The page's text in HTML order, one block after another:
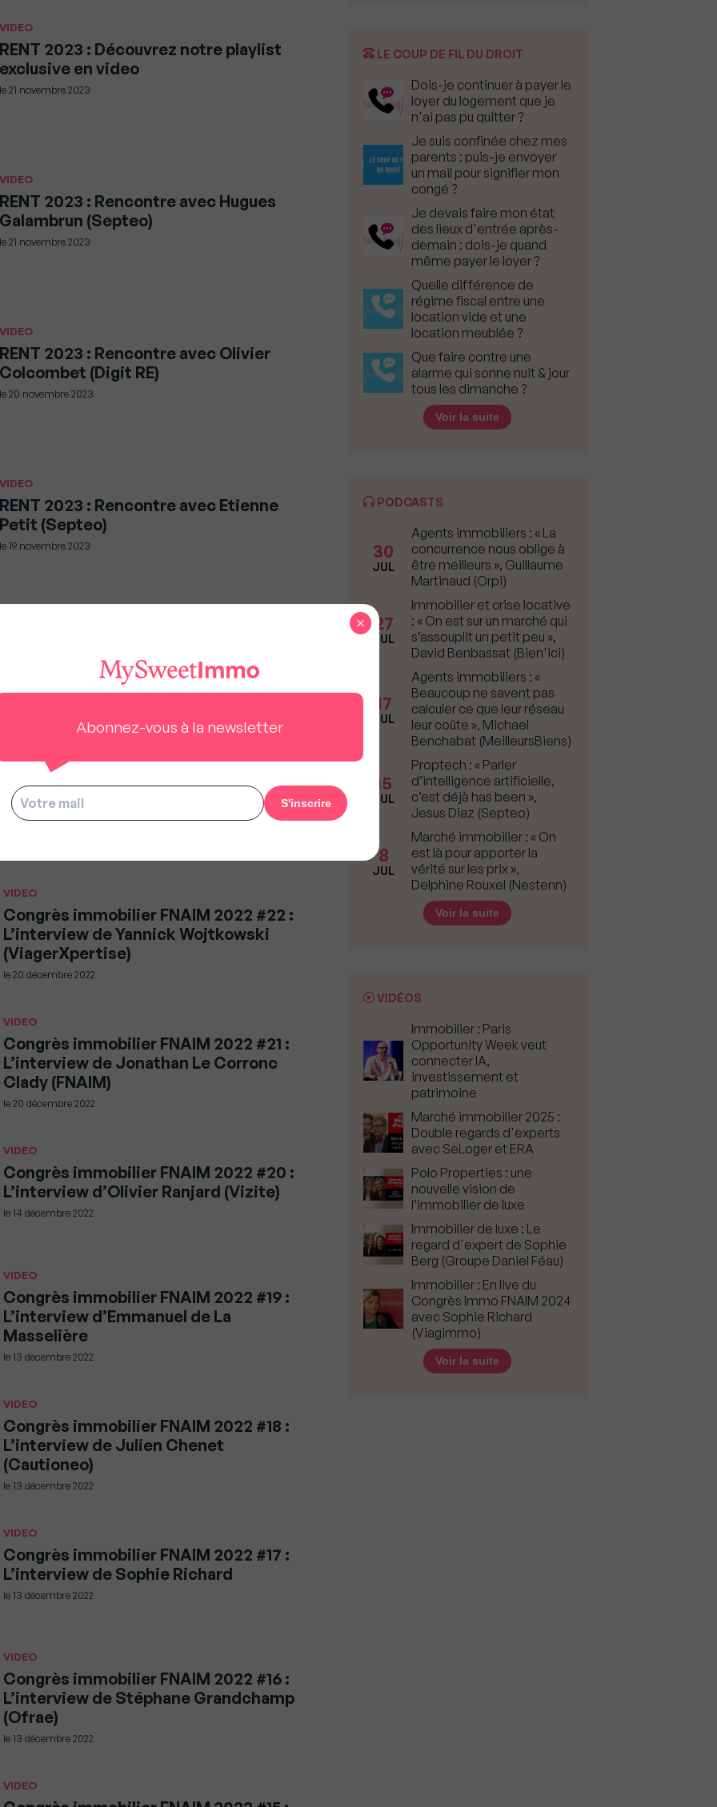
VIDEO
RENT 2023 : Découvrez notre playlist
exclusive en video
le21 novembre 2023
VIDEO
RENT 2023 : Rencontre avec Hugues
Galambrun (Septeo)
le21 novembre 2023
VIDEO
RENT 2023 : Rencontre avec Olivier
Colcombet (Digit RE)
le20 novembre 2023
VIDEO
RENT 2023 : Rencontre avec Etienne
Petit (Septeo)
le19 novembre 2023
Congrès immobilier FNAIM 2022 #24 :
L’interview de Julien Martinez (Opera
Energie)
VIDEO
Congrès immobilier FNAIM 2022 #23 :
L’interview de Nathalie Garcin (Emile
Garcin Propriétés)
VIDEO
Congrès immobilier FNAIM 2022 #22 :
L’interview de Yannick Wojtkowski
(ViagerXpertise)
le20 décembre 2022
VIDEO
Congrès immobilier FNAIM 2022 #21 :
L’interview de Jonathan Le Corronc
Clady (FNAIM)
le20 décembre 2022
VIDEO
Congrès immobilier FNAIM 2022 #20 :
L’interview d’Olivier Ranjard (Vizite)
le14 décembre 2022
VIDEO
Congrès immobilier FNAIM 2022 #19 :
L’interview d’Emmanuel de La
Masselière
le13 décembre 2022
VIDEO
Congrès immobilier FNAIM 2022 #18 :
L’interview de Julien Chenet
(Cautioneo)
le13 décembre 2022
VIDEO
Congrès immobilier FNAIM 2022 #17 :
L’interview de Sophie Richard
le13 décembre 2022
VIDEO
Congrès immobilier FNAIM 2022 #16 :
L’interview de Stéphane Grandchamp
(Ofrae)
le13 décembre 2022
VIDEO
LE COUP DE FIL DU DROIT
Dois-je continuer à payer le
loyer du logement que je
n'ai pas pu quitter ?
Je suis confinée chez mes
parents : puis-je envoyer
un mail pour signifier mon
congé ?
Je devais faire mon état
des lieux d'entrée après-
demain : dois-je quand
même payer le loyer ?
Quelle différence de
régime fiscal entre une
location vide et une
location meublée ?
Que faire contre une
alarme qui sonne nuit & jour
tous les dimanche ?
Voir la suite
PODCASTS
30
JUL
Agents immobiliers : « La
concurrence nous oblige à
être meilleurs », Guillaume
Martinaud (Orpi)
27
JUL
Immobilier et crise locative
: « On est sur un marché qui
s’assouplit un petit peu »,
David Benbassat (Bien'ici)
17
JUL
Agents immobiliers : «
Beaucoup ne savent pas
calculer ce que leur réseau
leur coûte », Michael
Benchabat (MeilleursBiens)
15
JUL
Proptech : « Parler
d’intelligence artificielle,
c’est déjà has been »,
Jesus Diaz (Septeo)
8
JUL
Marché immobilier : « On
est là pour apporter la
vérité sur les prix »,
Delphine Rouxel (Nestenn)
Voir la suite
VIDÉOS
Immobilier : Paris
Opportunity Week veut
connecter IA,
investissement et
patrimoine
Marché immobilier 2025 :
Double regards d'experts
avec SeLoger et ERA
Polo Properties : une
nouvelle vision de
l’immobilier de luxe
Immobilier de luxe : Le
regard d'expert de Sophie
Berg (Groupe Daniel Féau)
Immobilier : En live du
Congrès Immo FNAIM 2024
avec Sophie Richard
(Viagimmo)
Voir la suite
Abonnez-vous à la newsletter
×